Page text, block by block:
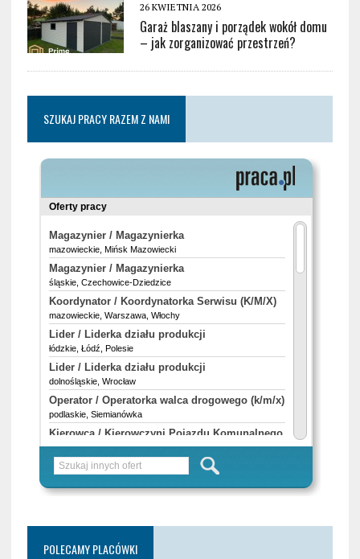
26 KWIETNIA 2026
Garaż blaszany i porządek wokół domu
– jak zorganizować przestrzeń?
SZUKAJ PRACY RAZEM Z NAMI
POLECAMY PLACÓWKI